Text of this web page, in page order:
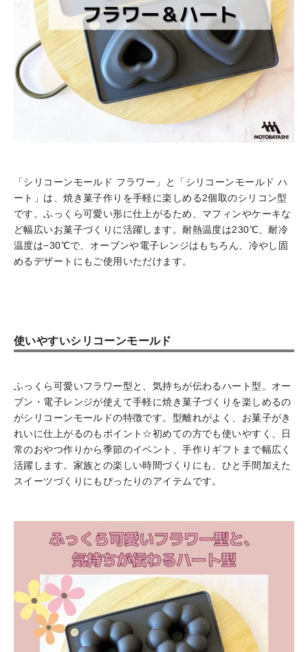
「シリコーンモールド フラワー」と「シリコーンモールド ハ
ート」は、焼き菓子作りを手軽に楽しめる2個取のシリコン型
です。ふっくら可愛い形に仕上がるため、マフィンやケーキな
ど幅広いお菓子づくりに活躍します。耐熱温度は230℃、耐冷
温度は−30℃で、オーブンや電子レンジはもちろん、冷やし固
めるデザートにもご使用いただけます。
使いやすいシリコーンモールド
ふっくら可愛いフラワー型と、気持ちが伝わるハート型。オー
ブン・電子レンジが使えて手軽に焼き菓子づくりを楽しめるの
がシリコーンモールドの特徴です。型離れがよく、お菓子がき
れいに仕上がるのもポイント☆初めての方でも使いやすく、日
常のおやつ作りから季節のイベント、手作りギフトまで幅広く
活躍します。家族との楽しい時間づくりにも、ひと手間加えた
スイーツづくりにもぴったりのアイテムです。